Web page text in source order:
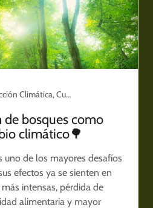
Acción Climática, Cuidado del planeta
de bosques como
climático🌳
uno de los mayores desafíos
efectos ya se sienten en
intensas, pérdida de
alimentaria y mayor